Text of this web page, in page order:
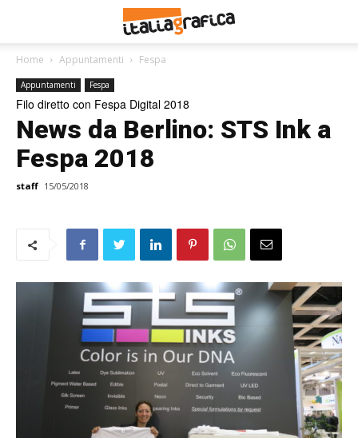
Home Appuntamenti Fespa
Appuntamenti Fespa
Filo diretto con Fespa Digital 2018
News da Berlino: STS Ink a
Fespa 2018
staff 15/05/2018